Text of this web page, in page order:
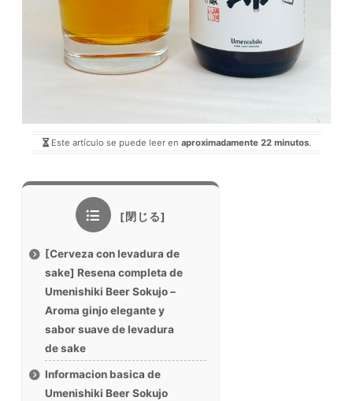
Este artículo se puede leer en aproximadamente 22 minutos.
[Cerveza con levadura de
sake] Resena completa de
Umenishiki Beer Sokujo –
Aroma ginjo elegante y
sabor suave de levadura
de sake
Informacion basica de
Umenishiki Beer Sokujo